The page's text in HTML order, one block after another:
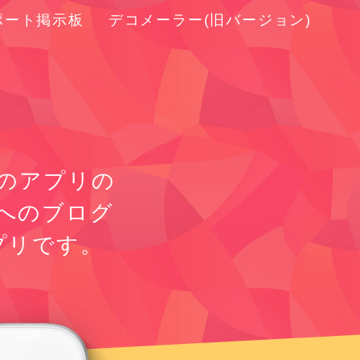
ート掲示板 デコメーラー(旧バージョン)
アプリの
のブログ
です。